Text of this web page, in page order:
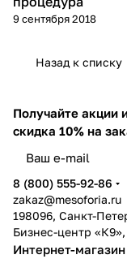
9 сентября 2018
Назад к списку
Получайте акции
скидка 10% на
8 (800) 555-92-86
zakaz@mesoforia.ru
198096, Санкт-
Бизнес-центр
Интернет-магазин